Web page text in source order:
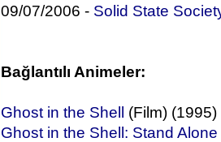
09/07/2006 - Solid State
Bağlantılı Animeler:
Ghost in the Shell
(Film) (1995)
Ghost in the Shell: Stand